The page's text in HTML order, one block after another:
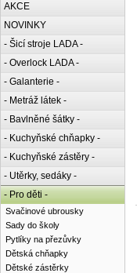
AKCE
NOVINKY
- Šicí stroje LADA -
- Overlock LADA -
- Galanterie -
- Metráž látek -
- Bavlněné šátky -
- Kuchyňské chňapky -
- Kuchyňské zástěry -
- Utěrky, sedáky -
- Pro děti -
Svačinové ubrousky
Sady do školy
Pytlíky na přezůvky
Dětská chňapky
Dětské zástěrky